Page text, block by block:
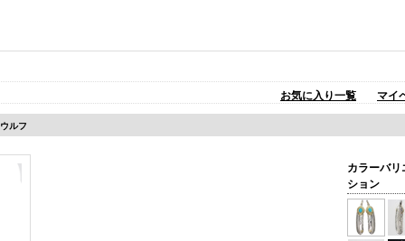
お気に入り一覧 マイ
ルフ
カラーバリ
ション